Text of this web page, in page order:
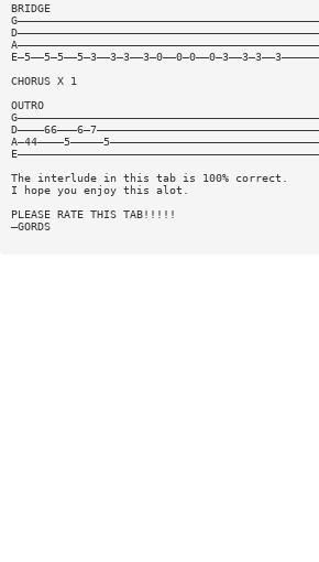
BRIDGE
CHORUS X 1
OUTRO
The interlude in this tab is 100% correct.
I hope you enjoy this alot.
PLEASE RATE THIS TAB!!!!!
—GORDS